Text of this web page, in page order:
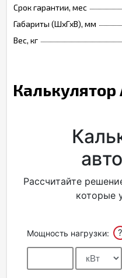
Срок гарантии, мес
Габариты (ШхГхВ), мм
Вес, кг
Калькулятор
Рассчитайте
которые
Мощность нагрузки: ?